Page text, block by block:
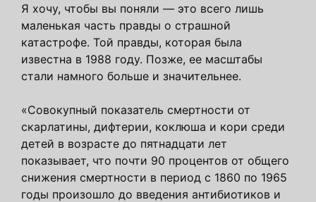
Я хочу, чтобы вы поняли — это всего лишь
маленькая часть правды о страшной
катастрофе. Той правды, которая была
известна в 1988 году. Позже, ее масштабы
стали намного больше и значительнее.
«Совокупный показатель смертности от
скарлатины, дифтерии, коклюша и кори среди
детей в возрасте до пятнадцати лет
показывает, что почти 90 процентов от общего
снижения смертности в период с 1860 по 1965
годы произошло до введения антибиотиков и